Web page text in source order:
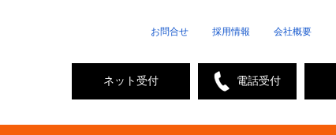
お問合せ 採用情報 会社概要
電話受付
ネット受付